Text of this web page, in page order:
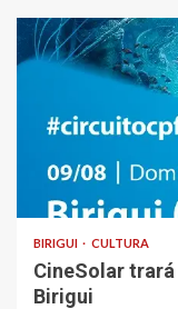
BIRIGUI CULTURA
CineSolar trará
Birigui